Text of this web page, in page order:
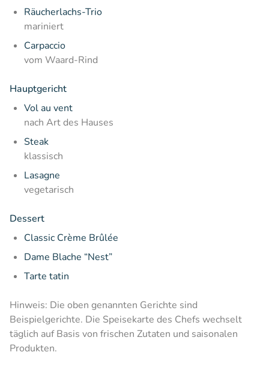
Räucherlachs-Trio
mariniert
Carpaccio
vom Waard-Rind
Hauptgericht
Vol au vent
nach Art des Hauses
Steak
klassisch
Lasagne
vegetarisch
Dessert
Classic Crème Brûlée
Dame Blache “Nest”
Tarte tatin
Hinweis: Die oben genannten Gerichte sind
Beispielgerichte. Die Speisekarte des Chefs wechselt
täglich auf Basis von frischen Zutaten und saisonalen
Produkten.